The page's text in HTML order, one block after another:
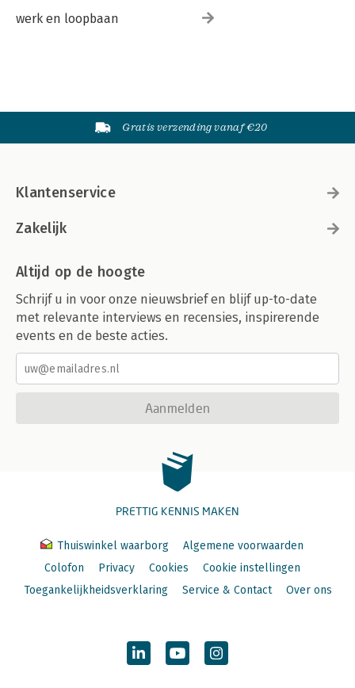
werk en loopbaan
Gratis verzending vanaf €20
Klantenservice
Zakelijk
Altijd op de hoogte
Schrijf u in voor onze nieuwsbrief en blijf up-to-date
met relevante interviews en recensies, inspirerende
events en de beste acties.
Aanmelden
PRETTIG KENNIS MAKEN
Thuiswinkel waarborg
Algemene voorwaarden
Colofon
Privacy Cookies
Cookie instellingen
Toegankelijkheidsverklaring
Service & Contact Over ons